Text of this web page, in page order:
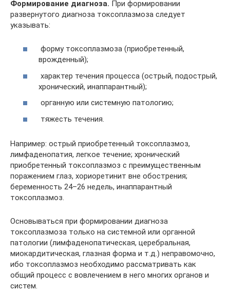
Формирование диагноза. При формировании
развернутого диагноза токсоплазмоза следует
указывать:
форму токсоплазмоза (приобретенный,
врожденный);
характер течения процесса (острый, подострый,
хронический, инаппарантный);
органную или системную патологию;
тяжесть течения.
Например: острый приобретенный токсоплазмоз,
лимфаденопатия, легкое течение; хронический
приобретенный токсоплазмоз с преимущественным
поражением глаз, хориоретинит вне обострения;
беременность 24–26 недель, инаппарантный
токсоплазмоз.
Основываться при формировании диагноза
токсоплазмоза только на системной или органной
патологии (лимфаденопатическая, церебральная,
миокардитическая, глазная форма и т.д.) неправомочно,
ибо токсоплазмоз необходимо рассматривать как
общий процесс с вовлечением в него многих органов и
систем.